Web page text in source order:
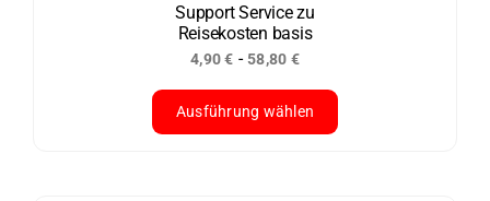
Produktseite
gewählt
werden
Support Service zu
Reisekosten basis
4,90€ -58,80 €
Ausführung wählen